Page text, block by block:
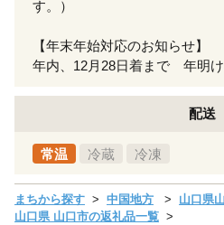
す。）
【年末年始対応のお知らせ】
年内、12月28日着まで 年明け
配送
常温 冷蔵 冷凍
まちから探す 中国地方
山口県
山口県 山口市の返礼品一覧